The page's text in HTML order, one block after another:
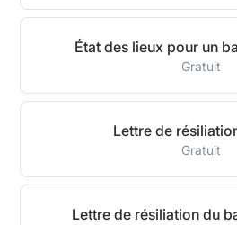
État des lieux pour un
Gratuit
Lettre de
Gratuit
Lettre de résiliation du